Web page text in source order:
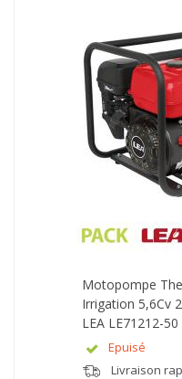
Motopompe
Irrigation 5,6Cv
LEA LE71212-
Epuisé
Livraison